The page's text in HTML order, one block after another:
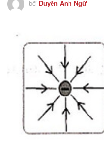
bởi Duyên Anh Ngữ